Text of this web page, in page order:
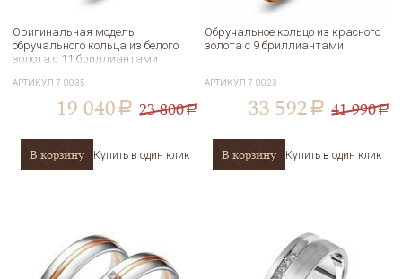
Оригинальная модель
обручального кольца из белого
золота с 11 бриллиантами
АРТИКУЛ7-0035
19 040 a 23 800a
В корзину Купить в один клик
Обручальное кольцо из красного
золота с 9 бриллиантами
АРТИКУЛ7-0023
33 592 a 41 990a
В корзину Купить в один клик